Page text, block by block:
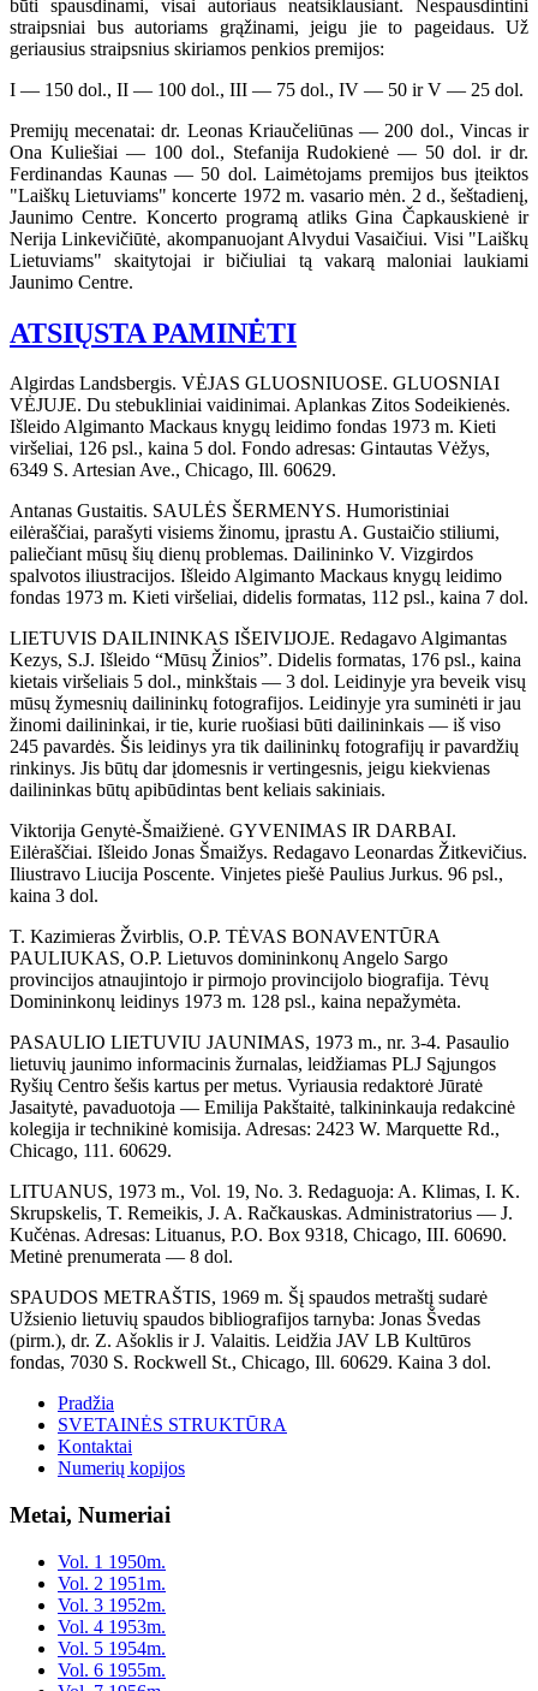
būti spausdinami, visai autoriaus neatsiklausiant. Nespausdintini
straipsniai bus autoriams grąžinami, jeigu jie to pageidaus. Už
geriausius straipsnius skiriamos penkios premijos:
I — 150 dol., II — 100 dol., III — 75 dol., IV — 50 ir V — 25 dol.
Premijų mecenatai: dr. Leonas Kriaučeliūnas — 200 dol., Vincas ir
Ona Kuliešiai — 100 dol., Stefanija Rudokienė — 50 dol. ir dr.
Ferdinandas Kaunas — 50 dol. Laimėtojams premijos bus įteiktos
"Laiškų Lietuviams" koncerte 1972 m. vasario mėn. 2 d., šeštadienį,
Jaunimo Centre. Koncerto programą atliks Gina Čapkauskienė ir
Nerija Linkevičiūtė, akompanuojant Alvydui Vasaičiui. Visi "Laiškų
Lietuviams" skaitytojai ir bičiuliai tą vakarą maloniai laukiami
Jaunimo Centre.
ATSIŲSTA PAMINĖTI
Algirdas Landsbergis. VĖJAS GLUOSNIUOSE. GLUOSNIAI
VĖJUJE. Du stebukliniai vaidinimai. Aplankas Zitos Sodeikienės.
Išleido Algimanto Mackaus knygų leidimo fondas 1973 m. Kieti
viršeliai, 126 psl., kaina 5 dol. Fondo adresas: Gintautas Vėžys,
6349 S. Artesian Ave., Chicago, Ill. 60629.
Antanas Gustaitis. SAULĖS ŠERMENYS. Humoristiniai
eilėraščiai, parašyti visiems žinomu, įprastu A. Gustaičio stiliumi,
paliečiant mūsų šių dienų problemas. Dailininko V. Vizgirdos
spalvotos iliustracijos. Išleido Algimanto Mackaus knygų leidimo
fondas 1973 m. Kieti viršeliai, didelis formatas, 112 psl., kaina 7 dol.
LIETUVIS DAILININKAS IŠEIVIJOJE. Redagavo Algimantas
Kezys, S.J. Išleido “Mūsų Žinios”. Didelis formatas, 176 psl., kaina
kietais viršeliais 5 dol., minkštais — 3 dol. Leidinyje yra beveik visų
mūsų žymesnių dailininkų fotografijos. Leidinyje yra suminėti ir jau
žinomi dailininkai, ir tie, kurie ruošiasi būti dailininkais — iš viso
245 pavardės. Šis leidinys yra tik dailininkų fotografijų ir pavardžių
rinkinys. Jis būtų dar įdomesnis ir vertingesnis, jeigu kiekvienas
dailininkas būtų apibūdintas bent keliais sakiniais.
Viktorija Genytė-Šmaižienė. GYVENIMAS IR DARBAI.
Eilėraščiai. Išleido Jonas Šmaižys. Redagavo Leonardas Žitkevičius.
Iliustravo Liucija Poscente. Vinjetes piešė Paulius Jurkus. 96 psl.,
kaina 3 dol.
T. Kazimieras Žvirblis, O.P. TĖVAS BONAVENTŪRA
PAULIUKAS, O.P. Lietuvos domininkonų Angelo Sargo
provincijos atnaujintojo ir pirmojo provincijolo biografija. Tėvų
Domininkonų leidinys 1973 m. 128 psl., kaina nepažymėta.
PASAULIO LIETUVIU JAUNIMAS, 1973 m., nr. 3-4. Pasaulio
lietuvių jaunimo informacinis žurnalas, leidžiamas PLJ Sąjungos
Ryšių Centro šešis kartus per metus. Vyriausia redaktorė Jūratė
Jasaitytė, pavaduotoja — Emilija Pakštaitė, talkininkauja redakcinė
kolegija ir technikinė komisija. Adresas: 2423 W. Marquette Rd.,
Chicago, 111. 60629.
LITUANUS, 1973 m., Vol. 19, No. 3. Redaguoja: A. Klimas, I. K.
Skrupskelis, T. Remeikis, J. A. Račkauskas. Administratorius — J.
Kučėnas. Adresas: Lituanus, P.O. Box 9318, Chicago, III. 60690.
Metinė prenumerata — 8 dol.
SPAUDOS METRAŠTIS, 1969 m. Šį spaudos metraštį sudarė
Užsienio lietuvių spaudos bibliografijos tarnyba: Jonas Švedas
(pirm.), dr. Z. Ašoklis ir J. Valaitis. Leidžia JAV LB Kultūros
fondas, 7030 S. Rockwell St., Chicago, Ill. 60629. Kaina 3 dol.
Pradžia
SVETAINĖS STRUKTŪRA
Kontaktai
Numerių kopijos
Metai, Numeriai
Vol. 1 1950m.
Vol. 2 1951m.
Vol. 3 1952m.
Vol. 4 1953m.
Vol. 5 1954m.
Vol. 6 1955m.